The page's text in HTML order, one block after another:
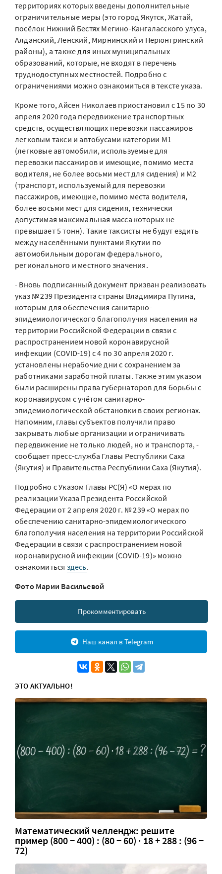
территориях которых введены дополнительные
ограничительные меры (это город Якутск, Жатай,
посёлок Нижний Бестях Мегино-Кангаласского улуса,
Алданский, Ленский, Мирнинский и Нерюнгринский
районы), а также для иных муниципальных
образований, которые, не входят в перечень
труднодоступных местностей. Подробно с
ограничениями можно ознакомиться в тексте указа.
Кроме того, Айсен Николаев приостановил с 15 по 30
апреля 2020 года передвижение транспортных
средств, осуществляющих перевозки пассажиров
легковым такси и автобусами категории М1
(легковые автомобили, используемые для
перевозки пассажиров и имеющие, помимо места
водителя, не более восьми мест для сидения) и М2
(транспорт, используемый для перевозки
пассажиров, имеющие, помимо места водителя,
более восьми мест для сидения, технически
допустимая максимальная масса которых не
превышает 5 тонн). Такие таксисты не будут ездить
между населёнными пунктами Якутии по
автомобильным дорогам федерального,
регионального и местного значения.
- Вновь подписанный документ призван реализовать
указ № 239 Президента страны Владимира Путина,
которым для обеспечения санитарно-
эпидемиологического благополучия населения на
территории Российской Федерации в связи с
распространением новой коронавирусной
инфекции (COVID-19) с 4 по 30 апреля 2020 г.
установлены нерабочие дни с сохранением за
работниками заработной платы. Также этим указом
были расширены права губернаторов для борьбы с
коронавирусом с учётом санитарно-
эпидемиологической обстановки в своих регионах.
Напомним, главы субъектов получили право
закрывать любые организации и ограничивать
передвижение не только людей, но и транспорта, -
сообщает пресс-служба Главы Республики Саха
(Якутия) и Правительства Республики Саха (Якутия).
Подробно с Указом Главы РС(Я) «О мерах по
реализации Указа Президента Российской
Федерации от 2 апреля 2020 г. № 239 «О мерах по
обеспечению санитарно-эпидемиологического
благополучия населения на территории Российской
Федерации в связи с распространением новой
коронавирусной инфекции (COVID-19)» можно
ознакомиться здесь.
Фото Марии Васильевой
Прокомментировать
Наш канал в Telegram
ЭТО АКТУАЛЬНО!
Математический челлендж: решите
пример (800 − 400) : (80 − 60) · 18 + 288 : (96 −
72)